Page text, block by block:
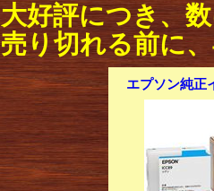
大好評につき、
売り切れる前に
エプソン純正